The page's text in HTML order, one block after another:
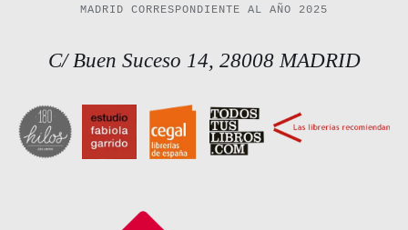
MADRID CORRESPONDIENTE AL AÑO 2025
C/ Buen Suceso 14, 28008 MADRID